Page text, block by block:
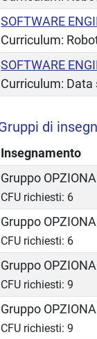
SOFTWARE
Curriculum:
SOFTWARE
Curriculum:
di
Insegnamento
Gruppo
CFU richiesti: 6
Gruppo
CFU richiesti: 6
Gruppo
CFU richiesti: 9
Gruppo
CFU richiesti: 9